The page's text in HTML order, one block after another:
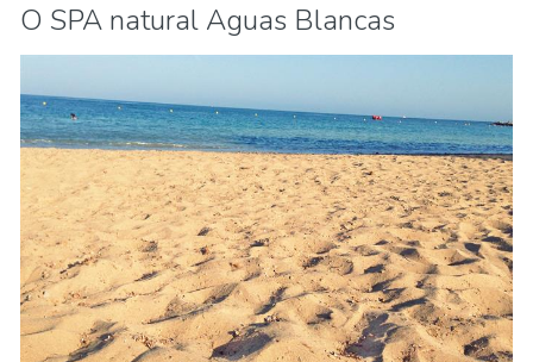
O SPA natural Aguas Blancas